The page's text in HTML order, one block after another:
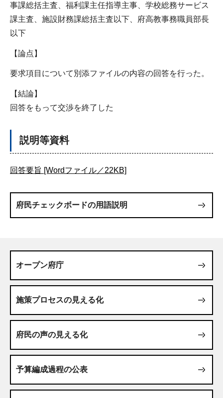
事課総括主査、福利課主任指導主事、学校総務サービス
課主査、施設財務課総括主査以下、府高教事務職員部長
以下
【論点】
要求項目について別添ファイルの内容の回答を行った。
【結論】
回答をもって交渉を終了した
説明等資料
回答要旨 [Wordファイル／22KB]
府民チェックボードの用語説明
オープン府庁
施策プロセスの見える化
府民の声の見える化
予算編成過程の公表